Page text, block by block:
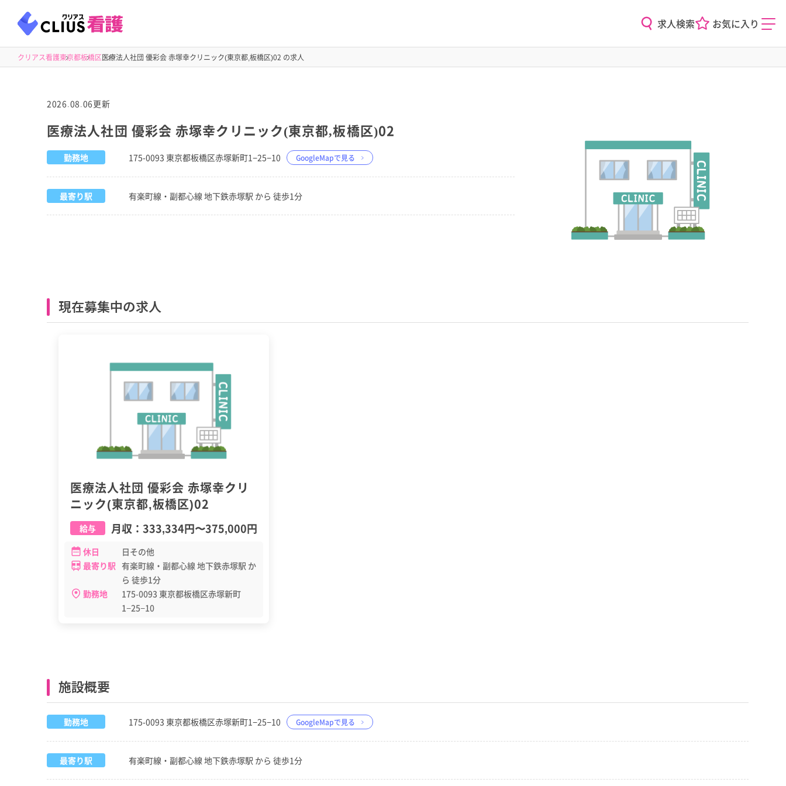
求人検索 お気に入り
クリアス看護東京都板橋区医療法人社団 優彩会 赤塚幸クリニック(東京都,板橋区)02 の求人
2026.08.06更新
医療法人社団 優彩会 赤塚幸クリニック(東京都,板橋区)02
勤務地 175-0093 東京都板橋区赤塚新町1−25−10 GoogleMapで見る
最寄り駅 有楽町線・副都心線 地下鉄赤塚駅 から 徒歩1分
現在募集中の求人
医療法人社団 優彩会 赤塚幸クリ
ニック(東京都,板橋区)02
給与 月収： 333,334円〜375,000円
休日
日その他
最寄り駅 有楽町線・副都心線 地下鉄赤塚駅 か
ら 徒歩1分
勤務地
175-0093 東京都板橋区赤塚新町
1−25−10
施設概要
勤務地 175-0093 東京都板橋区赤塚新町1−25−10 GoogleMapで見る
最寄り駅 有楽町線・副都心線 地下鉄赤塚駅 から 徒歩1分